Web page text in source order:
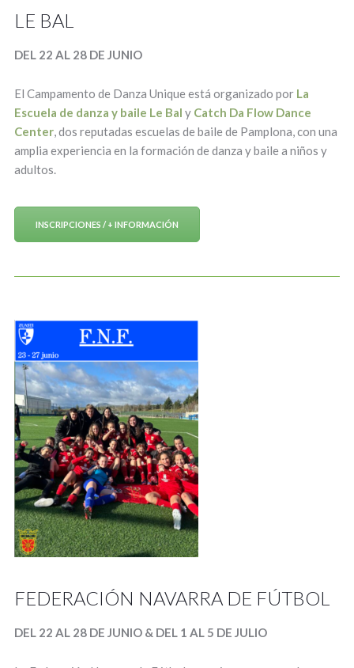
LE BAL
DEL 22 AL 28 DE JUNIO
El Campamento de Danza Unique está organizado por La
Escuela de danza y baile Le Bal y Catch Da Flow Dance
Center, dos reputadas escuelas de baile de Pamplona, con una
amplia experiencia en la formación de danza y baile a niños y
adultos.
INSCRIPCIONES / + INFORMACIÓN
FEDERACIÓN NAVARRA DE FÚTBOL
DEL 22 AL 28 DE JUNIO & DEL 1 AL 5 DE JULIO